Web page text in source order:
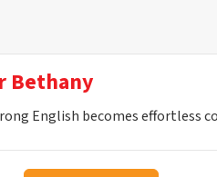
Bethany